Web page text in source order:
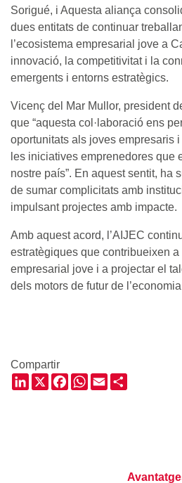
Sorigué, i Aquesta aliança
dues entitats de continuar
l’ecosistema empresarial jove a
innovació, la competitivitat i la
emergents i entorns estratègics.
Vicenç del Mar Mullor, president
que “aquesta col·laboració ens
oportunitats als joves empresaris
les iniciatives emprenedores que
nostre país”. En aquest sentit, ha
de sumar complicitats amb
impulsant projectes amb impacte.
Amb aquest acord, l’AIJEC
estratègiques que contribueixen
empresarial jove i a projectar el
dels motors de futur de
Compartir
LinkedIn
X Facebook
WhatsApp
Email